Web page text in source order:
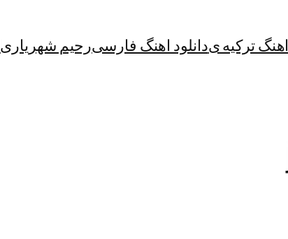
اهنگ ترکیه یدانلود اهنگ فارسیرحیم شهریاری